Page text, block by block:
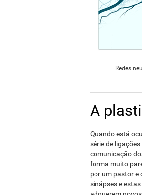
Redes
A
Quando está
série de
comunicação
forma muito
por um pastor e
sinápses e
adquerem